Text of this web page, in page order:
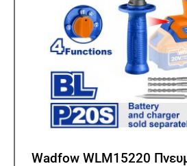
Wadfow WLM15220